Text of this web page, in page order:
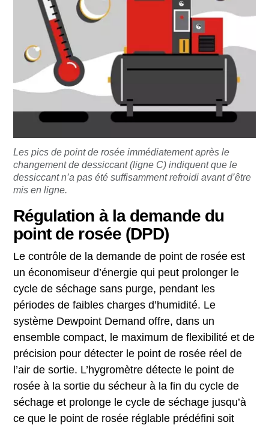
Les pics de point de rosée immédiatement après le
changement de dessiccant (ligne C) indiquent que le
dessiccant n’a pas été suffisamment refroidi avant d’être
mis en ligne.
Régulation à la demande du
point de rosée (DPD)
Le contrôle de la demande de point de rosée est
un économiseur d’énergie qui peut prolonger le
cycle de séchage sans purge, pendant les
périodes de faibles charges d’humidité. Le
système Dewpoint Demand offre, dans un
ensemble compact, le maximum de flexibilité et de
précision pour détecter le point de rosée réel de
l’air de sortie. L’hygromètre détecte le point de
rosée à la sortie du sécheur à la fin du cycle de
séchage et prolonge le cycle de séchage jusqu’à
ce que le point de rosée réglable prédéfini soit